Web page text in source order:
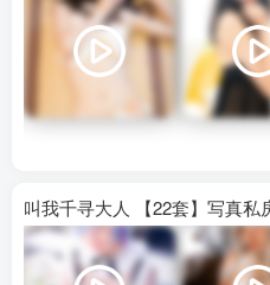
叫我千寻大人 【22套】写真